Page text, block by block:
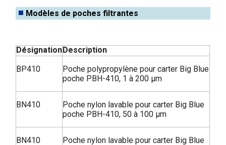
Modèles de poches filtrantes
DésignationDescription
BP410
Poche polypropylène pour carter Big Blue
poche PBH-410, 1 à 200 µm
BN410
Poche nylon lavable pour carter Big Blue
poche PBH-410, 50 à 100 µm
BN410 Poche nylon lavable pour carter Big Blue